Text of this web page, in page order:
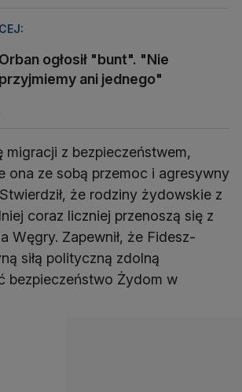
Orban ogłosił "bunt". "Nie
przyjmiemy ani jednego"
migracji z bezpieczeństwem,
ona ze sobą przemoc i agresywny
że rodziny żydowskie z
coraz liczniej przenoszą się z
Węgry. Zapewnił, że Fidesz-
siłą polityczną zdolną
bezpieczeństwo Żydom w